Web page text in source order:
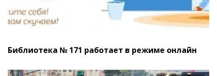
Библиотека № 171 работает в режиме онлайн